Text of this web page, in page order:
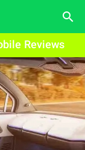
search
Reviews